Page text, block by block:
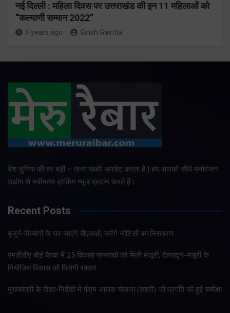
नई दिल्ली : महिला दिवस पर उत्तराखंड की इन 11 महिलाओं को
“कल्याणी सम्मान 2022”
4 years ago Girish Gairola
देश दुनिया की हर बड़ी – ताजा खबरे अपडेट करता है | हम आपको सीधे मनोरंजन
उद्योग से नवीनतम ब्रेकिंग न्यूज प्रदान करते हैं।
Recent Posts
बुजुर्ग-दिव्यांगों के घर जाएंगे बीएलओ, करेंगे नोटिसों का निस्तारण
एमडीडीए बोर्ड बैठक में 25 विकास प्रस्तावों को मिली मंजूरी, देहरादून-मसूरी के
नियोजित विकास को मिलेगी रफ्तार
मुख्यमंत्री के दिशा-निर्देशों में पीएम आवास योजना (शहरी) की प्रगति की हुई समीक्षा